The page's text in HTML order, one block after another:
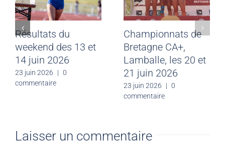
Résultats du
weekend des 13 et
14 juin 2026
23 juin 2026 | 0
commentaire
Championnats de
Bretagne CA+,
Lamballe, les 20 et
21 juin 2026
23 juin 2026 | 0
commentaire
Laisser un commentaire